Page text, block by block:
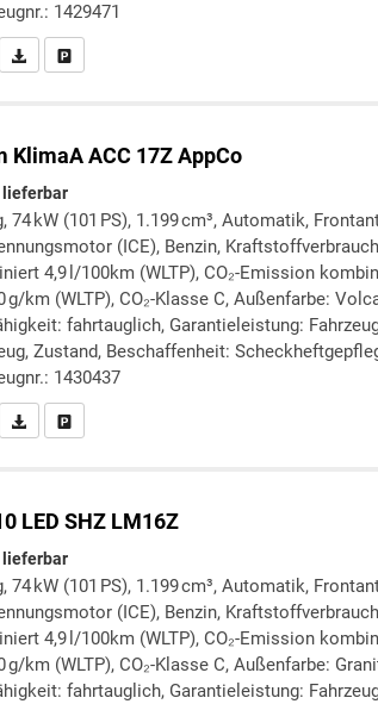
1429471
rufen Sie an
PDF-Datei, Fahrzeugexposé drucken
Drucken, parken oder vergleichen
KlimaA ACC 17Z AppCo
74 kW (101 PS), 1.199 cm³, Automatik,
(ICE), Benzin, Kraftstoffverbrauch
4,9 l/100km (WLTP), CO₂-Emission
g/km (WLTP), CO₂-Klasse C, Außenfarbe:
fahrtauglich, Garantieleistung:
Zustand, Beschaffenheit:
1430437
rufen Sie an
PDF-Datei, Fahrzeugexposé drucken
Drucken, parken oder vergleichen
LED SHZ LM16Z
74 kW (101 PS), 1.199 cm³, Automatik,
(ICE), Benzin, Kraftstoffverbrauch
4,9 l/100km (WLTP), CO₂-Emission
g/km (WLTP), CO₂-Klasse C, Außenfarbe:
fahrtauglich, Garantieleistung: